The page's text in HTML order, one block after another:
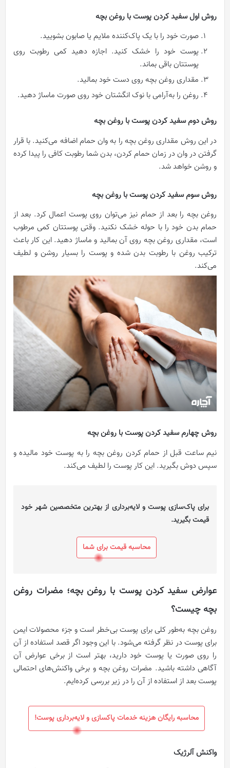
روش اول سفید کردن پوست با روغن بچه
صورت خود را با یک پاک‌کننده ملایم یا صابون بشویید.
پوست خود را خشک کنید. اجازه دهید کمی رطوبت روی
پوستتان باقی بماند.
مقداری روغن بچه روی دست خود بمالید.
روغن را به‌آرامی با نوک انگشتان خود روی صورت ماساژ دهید.
روش دوم سفید کردن پوست با روغن بچه
در این روش مقداری روغن بچه را به وان حمام اضافه می‌کنید. با قرار
گرفتن در وان در زمان حمام‌ کردن، بدن شما رطوبت کافی را پیدا کرده
و روشن خواهد شد.
روش سوم سفید کردن پوست با روغن بچه
روغن بچه را بعد از حمام نیز می‌توان روی پوست اعمال کرد. بعد از
حمام بدن خود را با حوله خشک نکنید. وقتی پوستتان کمی مرطوب
است، مقداری روغن بچه روی آن بمالید و ماساژ دهید. این کار باعث
ترکیب روغن با رطوبت بدن شده و پوست را بسیار روشن و لطیف
می‌کند.
روش چهارم سفید کردن پوست با روغن بچه
نیم ساعت قبل از حمام کردن روغن بچه را به پوست خود مالیده و
سپس دوش بگیرید. این کار پوست را لطیف می‌کند.
برای پاک‌سازی پوست و لایه‌برداری از بهترین متخصصین شهر خود
قیمت بگیرید.
محاسبه قیمت برای شما
عوارض سفید کردن پوست با روغن بچه؛ مضرات روغن
بچه چیست؟
روغن بچه به‌طور کلی برای پوست بی‌خطر است و جزء محصولات ایمن
برای پوست در نظر گرفته می‌شود. با این وجود اگر قصد استفاده از آن
را روی صورت یا پوست خود دارید، بهتر است از برخی عوارض آن
آگاهی داشته باشید. مضرات روغن بچه و برخی واکنش‌های احتمالی
پوست بعد از استفاده از آن را در زیر بررسی کرده‌ایم.
محاسبه رایگان هزینه خدمات پاکسازی و لایه‌برداری پوست!
واکنش آلرژیک